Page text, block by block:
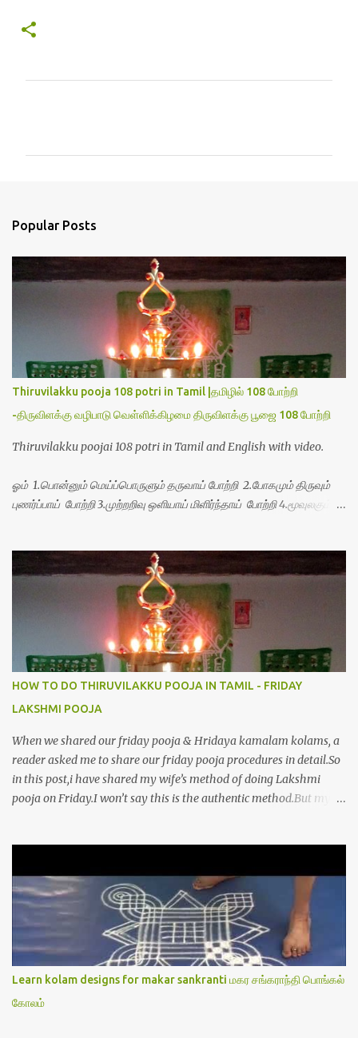
s
Popular Posts
Thiruvilakku pooja 108 potri in Tamil |தமிழில் 108 போற்றி
-திருவிளக்கு வழிபாடு வெள்ளிக்கிழமை திருவிளக்கு பூஜை 108 போற்றி
Thiruvilakku poojai 108 potri in Tamil and English with video.
ஓம் 1.பொன்னும் மெய்ப்பொருளும் தருவாய் போற்றி 2.போகமும் திருவும்
புணர்ப்பாய் போற்றி 3.முற்றறிவு ஒளியாய் மிளிர்ந்தாய் போற்றி 4.மூவுலகும்
8.பிறர்வயமாகா பெரியோய் போற்றி 9.பேரின்பப் பெருக்காய் பொலிந்தாய்
போற்றி 10.பேரருட்கடலாம் பேரரு...
HOW TO DO THIRUVILAKKU POOJA IN TAMIL - FRIDAY
LAKSHMI POOJA
When we shared our friday pooja & Hridaya kamalam kolams, a
reader asked me to share our friday pooja procedures in detail.So
in this post,i have shared my wife’s method of doing Lakshmi
pooja on Friday.I won’t say this is the authentic method.But my
Lakshmi poojai with Thiruvilakku poojai
kolam,Hridayakamalam kolam and thiruvilakku pooja
stotram/slokas along with 108 potri in tamil. i.e Archanai slokam
in Tamil.I have tried my best to explain the pooja procedures.Hope
u will find it helpful.I have attached all the sloka pictures from our
book “ Jayamangala sthothram”. I have also typed the Shodasha
upachara pooja sthothram in Tamil & English. If u want to use
this pictures in your website,please ask our permission.Thanks for
Learn kolam designs for makar sankranti மகர சங்கராந்தி பொங்கல்
கோலம்